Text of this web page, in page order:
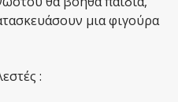
μια φιγούρα
: